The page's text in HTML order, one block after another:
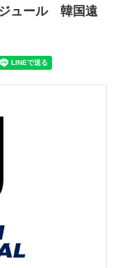
ュール 韓国遠